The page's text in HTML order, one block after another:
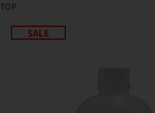
TOP
SALE